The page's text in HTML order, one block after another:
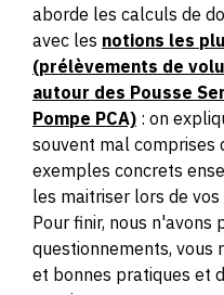
aborde les calculs de
avec les notions les
(prélèvements de
autour des Pousse
Pompe PCA) : on
souvent mal comprises
exemples concrets
les maitriser lors de
Pour finir, nous n'avons
questionnements, vous
et bonnes pratiques et